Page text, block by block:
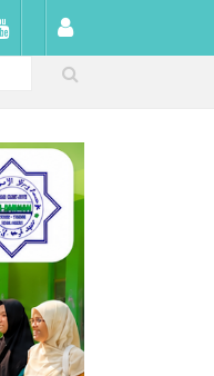
Hangat, Penguatan